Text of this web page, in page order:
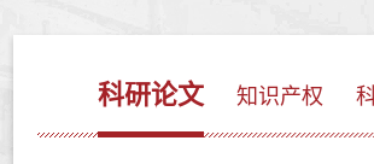
科研论文 知识产权